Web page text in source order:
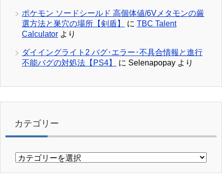
ポケモン ソードシールド 高個体値/6Vメタモンの厳
選方法と巣穴の場所【剣盾】
に TBC Talent
Calculator より
ダイイングライト2 バグ･エラー･不具合情報と進行
不能バグの対処法【PS4】
に Selenapopay より
カテゴリー
カ